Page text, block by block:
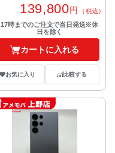
139,800円 （税込）
17時までのご注文で当日発送※休
日を除く
カートに入れる
お気に入り 比較する